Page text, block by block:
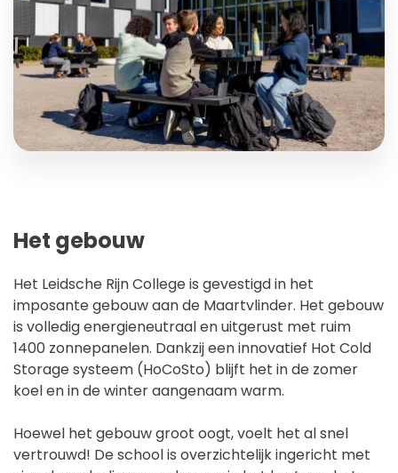
Het gebouw
Het Leidsche Rijn College is gevestigd in het
imposante gebouw aan de Maartvlinder. Het gebouw
is volledig energieneutraal en uitgerust met ruim
1400 zonnepanelen. Dankzij een innovatief Hot Cold
Storage systeem (HoCoSto) blijft het in de zomer
koel en in de winter aangenaam warm.
Hoewel het gebouw groot oogt, voelt het al snel
vertrouwd! De school is overzichtelijk ingericht met